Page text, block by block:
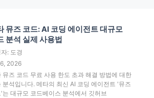
뮤즈 코드: AI 코딩 에이전트 대규모
분석 실제 사용법
: 도경
2026
뮤즈 코드 무료 사용 한도 초과 해결 방법에 대한
분석입니다. 메타의 최신 AI 코딩 에이전트 '뮤즈
'는 대규모 코드베이스 분석에서 깃허브